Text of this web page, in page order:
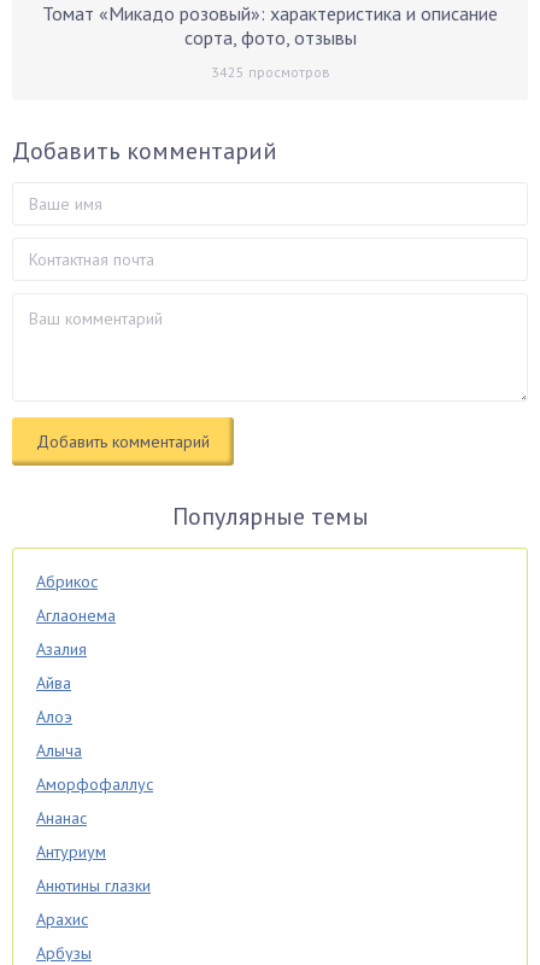
Томат «Микадо розовый»: характеристика и описание
сорта, фото, отзывы
3425 просмотров
Добавить комментарий
Популярные темы
Абрикос
Аглаонема
Азалия
Айва
Алоэ
Алыча
Аморфофаллус
Ананас
Антуриум
Анютины глазки
Арахис
Арбузы